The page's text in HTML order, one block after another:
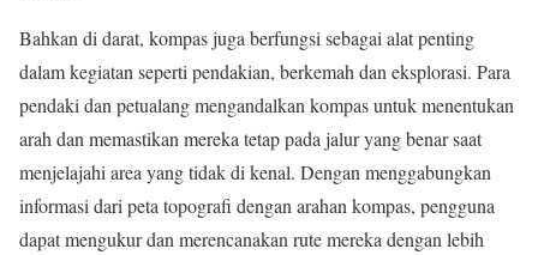
Bahkan di darat, kompas juga berfungsi sebagai alat penting
dalam kegiatan seperti pendakian, berkemah dan eksplorasi. Para
pendaki dan petualang mengandalkan kompas untuk menentukan
arah dan memastikan mereka tetap pada jalur yang benar saat
menjelajahi area yang tidak di kenal. Dengan menggabungkan
informasi dari peta topografi dengan arahan kompas, pengguna
dapat mengukur dan merencanakan rute mereka dengan lebih